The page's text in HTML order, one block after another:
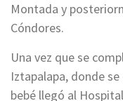
Montada y
Cóndores.
Una vez que se
Iztapalapa, donde
bebé llegó al